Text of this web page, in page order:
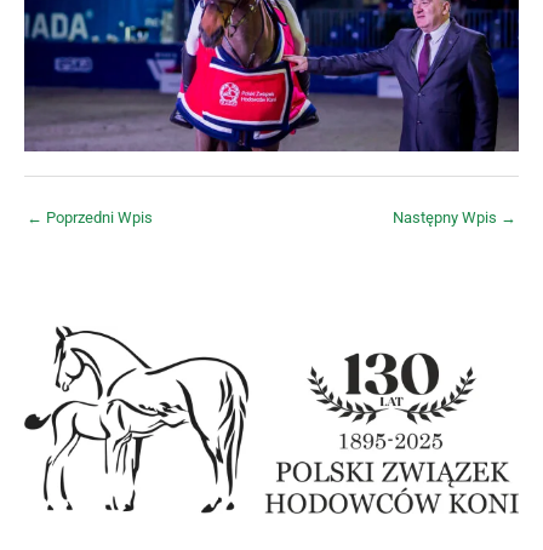
← Poprzedni Wpis Następny Wpis →